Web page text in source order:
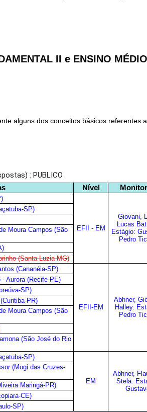
II e ENSINO MÉDIO
alguns dos conceitos básicos referentes